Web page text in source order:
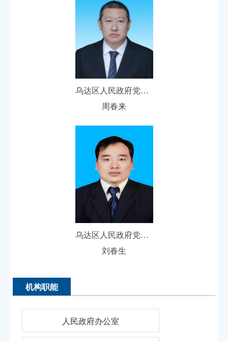
乌达区人民政府党组成员、副区长
周春来
乌达区人民政府党组成员、副区长人选
刘春生
机构职能
人民政府办公室